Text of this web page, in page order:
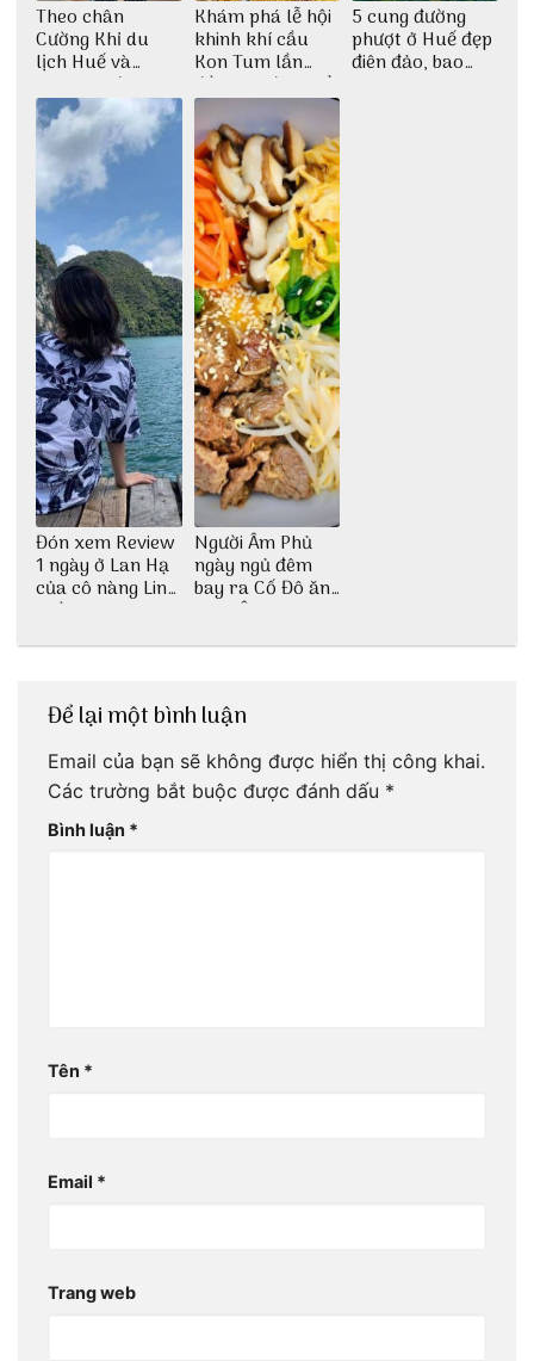
Theo chân
Cường Khỉ du
lịch Huế và
check-in đúng
những góc chụp
đẹp
Khám phá lễ hội
khinh khí cầu
Kon Tum lần
đầu tiên được tổ
chức
5 cung đường
phượt ở Huế đẹp
điên đảo, bao
Đón xem Review
1 ngày ở Lan Hạ
của cô nàng Linh
Trần
Người Âm Phủ
ngày ngủ đêm
bay ra Cố Đô ăn
Cơm Âm Phủ
Để lại một bình luận
Email của bạn sẽ không được hiển thị công khai.
Các trường bắt buộc được đánh dấu *
Bình luận *
Tên *
Email *
Trang web